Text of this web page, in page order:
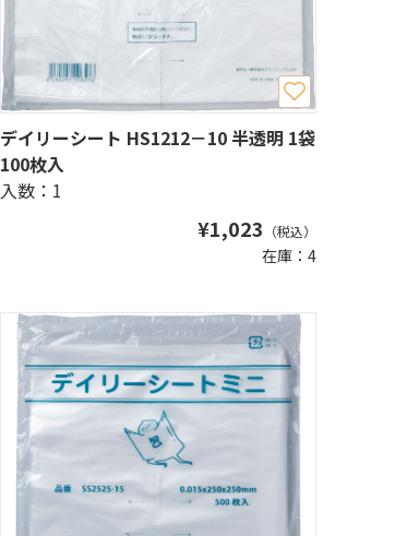
デイリーシート HS1212－10 半透明 1袋
100枚入
入数：1
¥1,023 （税込）
在庫：4